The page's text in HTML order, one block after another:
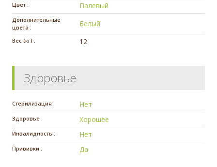
Цвет : Палевый
Дополнительные
цвета :
Белый
Вес (кг) : 12
Здоровье
Стерилизация : Нет
Здоровье : Хорошее
Инвалидность : Нет
Прививки : Да